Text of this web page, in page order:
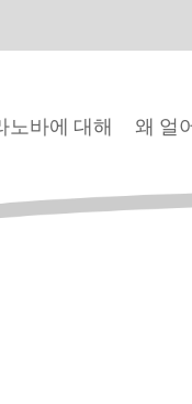
노바에 대해 왜 얼